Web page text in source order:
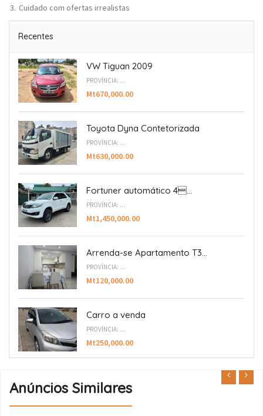
Cuidado com ofertas irrealistas
Recentes
VW Tiguan 2009
PROVÍNCIA: ...
Mt670,000.00
Toyota Dyna Contetorizada
PROVÍNCIA: ...
Mt630,000.00
Fortuner automático 4...
PROVÍNCIA: ...
Mt1,450,000.00
Arrenda-se Apartamento T3...
PROVÍNCIA: ...
Mt120,000.00
Carro a venda
PROVÍNCIA: ...
Mt250,000.00
Anúncios Similares